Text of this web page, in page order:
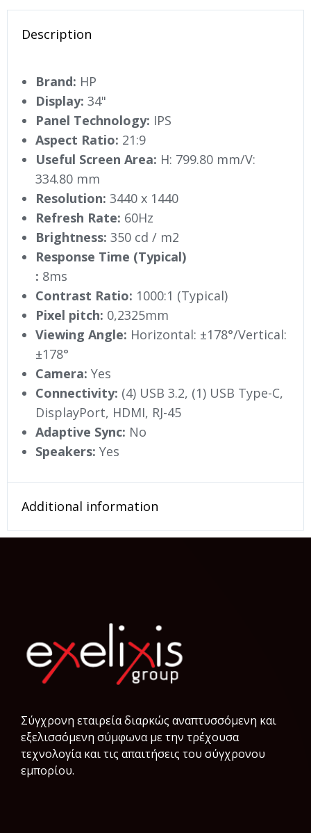
Description
Brand: HP
Display: 34"
Panel Technology: IPS
Aspect Ratio: 21:9
Useful Screen Area: H: 799.80 mm/V:
334.80 mm
Resolution: 3440 x 1440
Refresh Rate: 60Hz
Brightness: 350 cd / m2
Response Time (Typical)
: 8ms
Contrast Ratio: 1000:1 (Typical)
Pixel pitch: 0,2325mm
Viewing Angle: Horizontal: ±178°/Vertical:
±178°
Camera: Yes
Connectivity: (4) USB 3.2, (1) USB Type-C,
DisplayPort, HDMI, RJ-45
Adaptive Sync: No
Speakers: Yes
Additional information
Σύγχρονη εταιρεία διαρκώς αναπτυσσόμενη και
εξελισσόμενη σύμφωνα µε την τρέχουσα
τεχνολογία και τις απαιτήσεις του σύγχρονου
εμπορίου.